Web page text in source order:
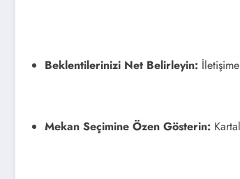
Beklentilerinizi Net Belirleyin:
Mekan Seçimine Özen Gösterin: